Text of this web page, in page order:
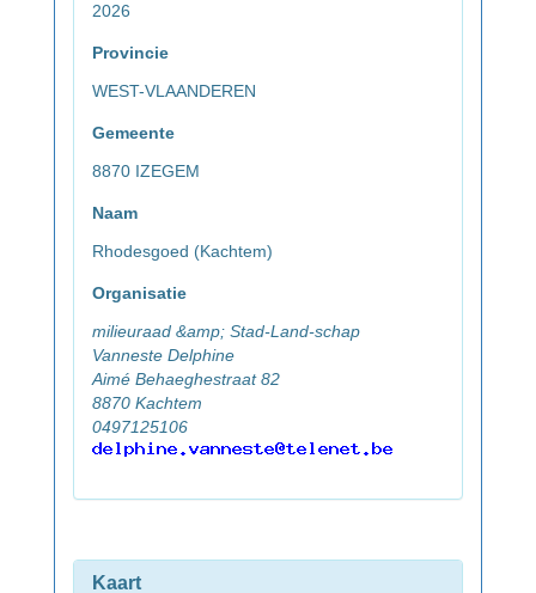
2026
Provincie
WEST-VLAANDEREN
Gemeente
8870 IZEGEM
Naam
Rhodesgoed (Kachtem)
Organisatie
milieuraad &amp; Stad-Land-schap
Vanneste Delphine
Aimé Behaeghestraat 82
8870 Kachtem
0497125106
Kaart